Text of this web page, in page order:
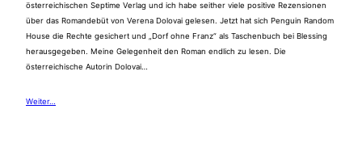
österreichischen Septime Verlag und ich habe seither viele positive Rezensionen
über das Romandebüt von Verena Dolovai gelesen. Jetzt hat sich Penguin Random
House die Rechte gesichert und „Dorf ohne Franz“ als Taschenbuch bei Blessing
herausgegeben. Meine Gelegenheit den Roman endlich zu lesen. Die
österreichische Autorin Dolovai…
Weiter…